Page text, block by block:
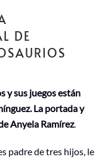
DE
y sus juegos están
La portada y
Anyela Ramírez.
padre de tres hijos, le